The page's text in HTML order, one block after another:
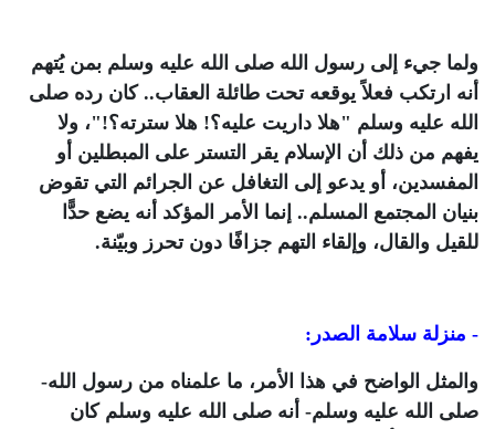
ولما جيء إلى رسول الله صلى الله عليه وسلم بمن يُتهم
أنه ارتكب فعلاً يوقعه تحت طائلة العقاب.. كان رده صلى
الله عليه وسلم "هلا داريت عليه؟! هلا سترته؟!"، ولا
يفهم من ذلك أن الإسلام يقر التستر على المبطلين أو
المفسدين، أو يدعو إلى التغافل عن الجرائم التي تقوض
بنيان المجتمع المسلم.. إنما الأمر المؤكد أنه يضع حدًّا
للقيل والقال، وإلقاء التهم جزافًا دون تحرز وبيّنة.
- منزلة سلامة الصدر:
والمثل الواضح في هذا الأمر، ما علمناه من رسول الله-
صلى الله عليه وسلم- أنه صلى الله عليه وسلم كان